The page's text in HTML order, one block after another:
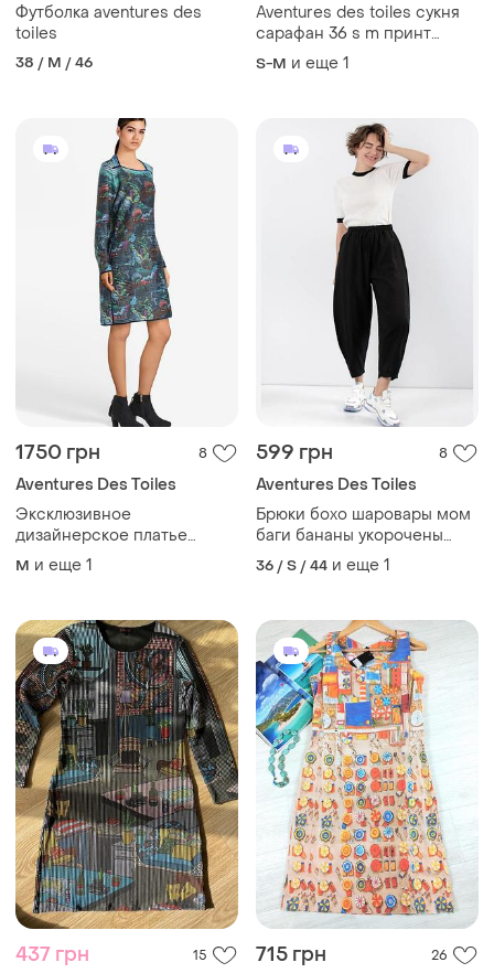
Футболка aventures des
toiles
38 / M / 46
Aventures des toiles сукня
сарафан 36 s m принт
преміум бренд франція
S-M и еще 1
1750 грн 8
Aventures Des Toiles
Эксклюзивное
дизайнерское платье
aventures des toiles, m/l
M и еще 1
599 грн 8
Aventures Des Toiles
Брюки бохо шаровары мом
баги бананы укорочены
adventures des toiles
36 / S / 44 и еще 1
437 грн 15 715 грн 26